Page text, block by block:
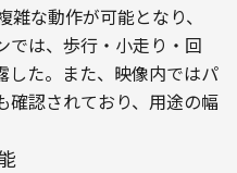
雑な動作が可能となり、
では、歩行・小走り・回
した。また、映像内ではパ
確認されており、用途の幅